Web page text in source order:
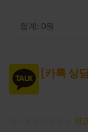
합계: 0원
[카톡 상
현